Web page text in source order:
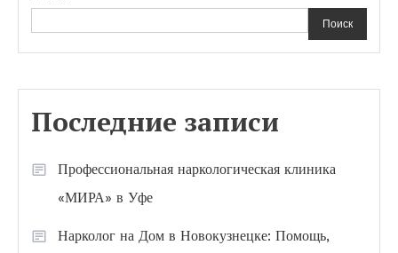
Поиск
Последние записи
Профессиональная наркологическая клиника
«МИРА» в Уфе
Нарколог на Дом в Новокузнецке: Помощь,